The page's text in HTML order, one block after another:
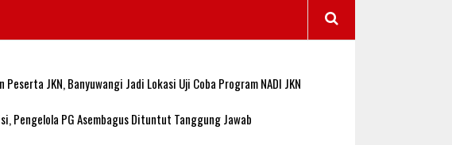
JKN, Banyuwangi Jadi Lokasi Uji Coba Program NADI JKN
Pengelola PG Asembagus Dituntut Tanggung Jawab